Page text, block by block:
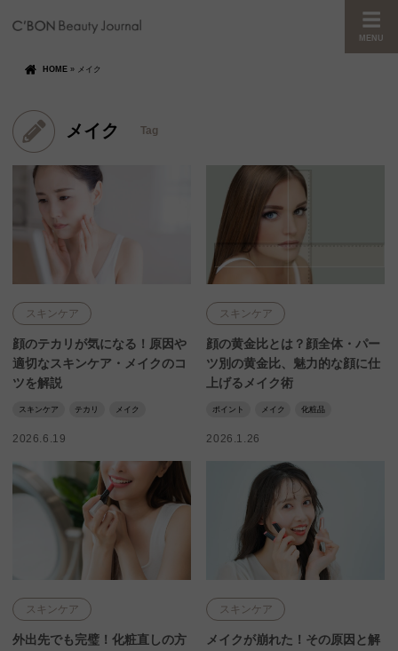
MENU
HOME » メイク
メイク Tag
スキンケア
顔のテカリが気になる！原因や
適切なスキンケア・メイクのコ
ツを解説
スキンケア テカリ メイク
2026.6.19
スキンケア
顔の黄金比とは？顔全体・パー
ツ別の黄金比、魅力的な顔に仕
上げるメイク術
ポイント メイク 化粧品
2026.1.26
スキンケア
外出先でも完璧！化粧直しの方
スキンケア
メイクが崩れた！その原因と解